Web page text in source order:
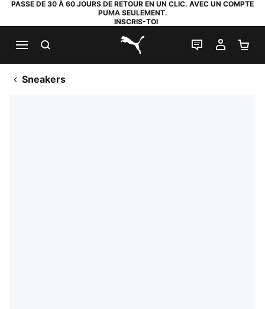
PASSE DE 30 À 60 JOURS DE RETOUR EN UN CLIC. AVEC UN COMPTE
PUMA SEULEMENT.
INSCRIS-TOI
PUMA.com
LIVE CHAT
MON
Sneakers